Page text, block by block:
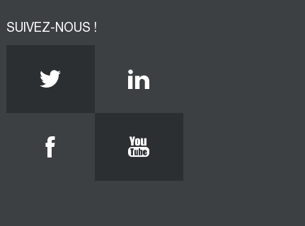
SUIVEZ-NOUS !
Twitter Linkedin
FacebookYoutube